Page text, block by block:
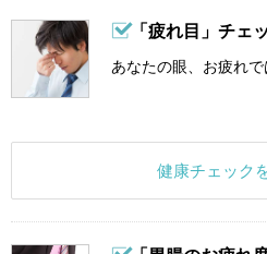
「疲れ目」チェ
あなたの眼、お疲れ
健康チェック